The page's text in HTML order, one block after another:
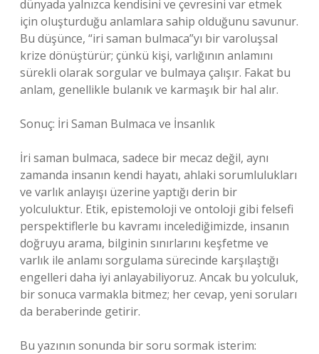
dünyada yalnızca kendisini ve çevresini var etmek
için oluşturduğu anlamlara sahip olduğunu savunur.
Bu düşünce, “iri saman bulmaca”yı bir varoluşsal
krize dönüştürür; çünkü kişi, varlığının anlamını
sürekli olarak sorgular ve bulmaya çalışır. Fakat bu
anlam, genellikle bulanık ve karmaşık bir hal alır.
Sonuç: İri Saman Bulmaca ve İnsanlık
İri saman bulmaca, sadece bir mecaz değil, aynı
zamanda insanın kendi hayatı, ahlaki sorumlulukları
ve varlık anlayışı üzerine yaptığı derin bir
yolculuktur. Etik, epistemoloji ve ontoloji gibi felsefi
perspektiflerle bu kavramı incelediğimizde, insanın
doğruyu arama, bilginin sınırlarını keşfetme ve
varlık ile anlamı sorgulama sürecinde karşılaştığı
engelleri daha iyi anlayabiliyoruz. Ancak bu yolculuk,
bir sonuca varmakla bitmez; her cevap, yeni soruları
da beraberinde getirir.
Bu yazının sonunda bir soru sormak isterim: